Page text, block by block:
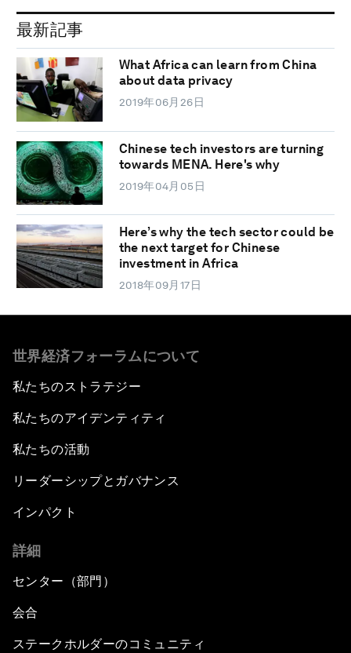
最新記事
What Africa can learn from China
about data privacy
2019年06月26日
Chinese tech investors are turning
towards MENA. Here's why
2019年04月05日
Here’s why the tech sector could be
the next target for Chinese
investment in Africa
2018年09月17日
世界経済フォーラムについて
私たちのストラテジー
私たちのアイデンティティ
私たちの活動
リーダーシップとガバナンス
インパクト
詳細
センター（部門）
会合
ステークホルダーのコミュニティ